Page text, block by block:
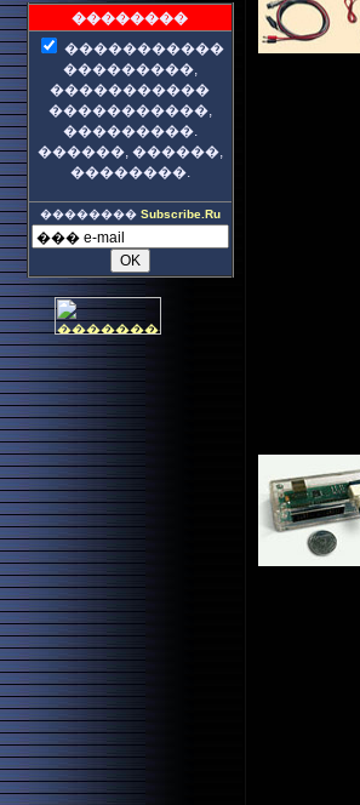
��������
�����������
���������,
�����������
�����������,
���������.
������, ������,
��������.
�������� Subscribe.Ru